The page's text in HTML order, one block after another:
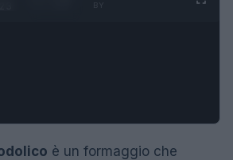
è un formaggio che